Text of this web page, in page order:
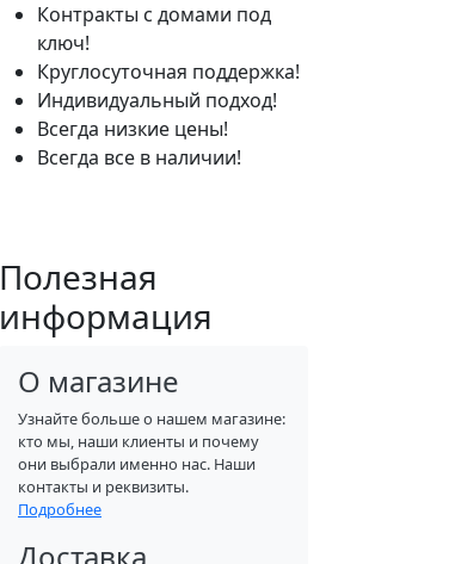
Контракты с домами под
ключ!
Круглосуточная поддержка!
Индивидуальный подход!
Всегда низкие цены!
Всегда все в наличии!
Полезная
информация
О магазине
Узнайте больше о нашем магазине:
кто мы, наши клиенты и почему
они выбрали именно нас. Наши
контакты и реквизиты.
Подробнее